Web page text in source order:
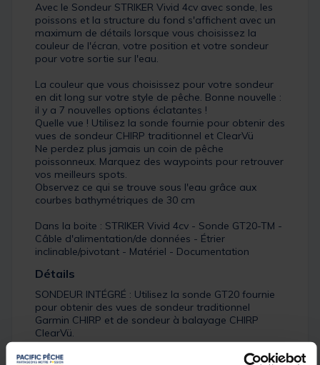
Avec le Sondeur STRIKER Vivid 4cv avec sonde, les
poissons et la structure du fond s'affichent avec un
maximum de détails lorsque vous choisissez la
couleur de l'écran, votre position et votre sondeur
pour votre sortie sur l'eau.
La couleur que vous choisissez pour votre sondeur
en dit long sur votre style de pêche. Bonne nouvelle :
il y a 7 nouvelles options éclatantes !
Quelle vue ! Utilisez la sonde fournie pour obtenir des
vues de sondeur CHIRP traditionnel et ClearVü
Ne perdez plus jamais un coin de pêche
poissonneux. Marquez des waypoints pour retrouver
vos meilleurs spots.
Observez ce qui se trouve sous l'eau grâce aux
courbes bathymétriques de 30 cm
Dans la boite : STRIKER Vivid 4cv - Sonde GT20-TM -
Câble d'alimentation/de données - Étrier
inclinable/pivotant - Matériel - Documentation
Détails
SONDEUR INTÉGRÉ : Utilisez la sonde GT20 fournie
pour obtenir des vues de sondeur traditionnel
Garmin CHIRP et de sondeur à balayage CHIRP
ClearVü.
MARQUAGE DES WAYPOINTS : Pour attraper
davantage de poissons, vous devez savoir où les